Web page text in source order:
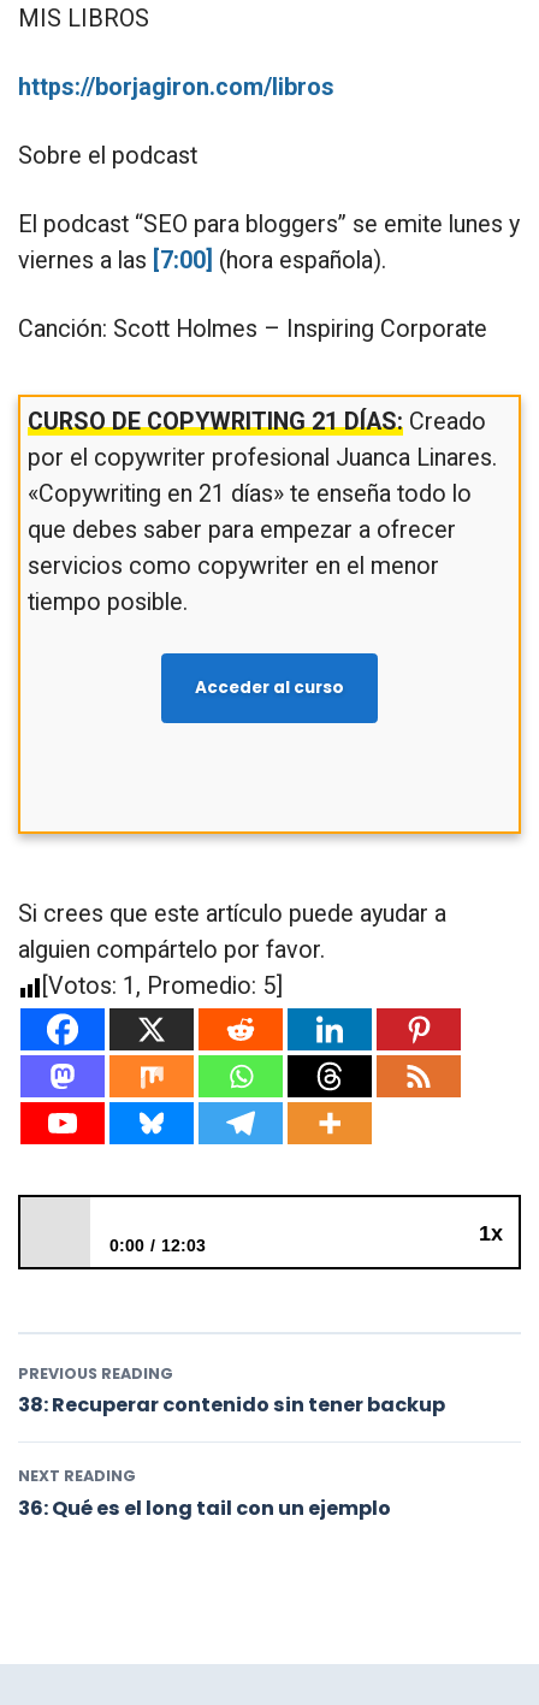
MIS LIBROS
https://borjagiron.com/libros
Sobre el podcast
El podcast “SEO para bloggers” se emite lunes y
viernes a las [7:00] (hora española).
Canción: Scott Holmes – Inspiring Corporate
CURSO DE COPYWRITING 21 DÍAS:Creado
por el copywriter profesional Juanca Linares.
«Copywriting en 21 días» te enseña todo lo
que debes saber para empezar a ofrecer
servicios como copywriter en el menor
tiempo posible.
Acceder al curso
Si crees que este artículo puede ayudar a
alguien compártelo por favor.
[Votos: 1 , Promedio: 5
1x
0:00 12:03
PREVIOUS READING
38: Recuperar contenido sin tener backup
NEXT READING
36: Qué es el long tail con un ejemplo